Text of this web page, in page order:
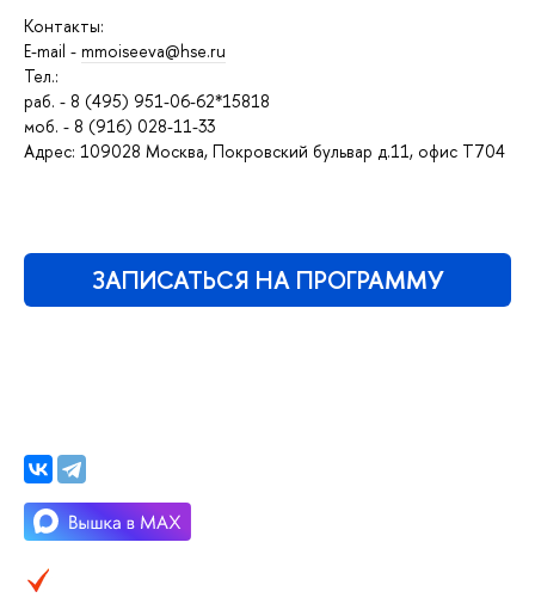
Контакты:
E-mail - mmoiseeva@hse.ru
Тел.:
раб. - 8 (495) 951-06-62*15818
моб. - 8 (916) 028-11-33
Адрес: 109028 Москва, Покровский бульвар д.11, офис Т704
ЗАПИСАТЬСЯ НА ПРОГРАММУ